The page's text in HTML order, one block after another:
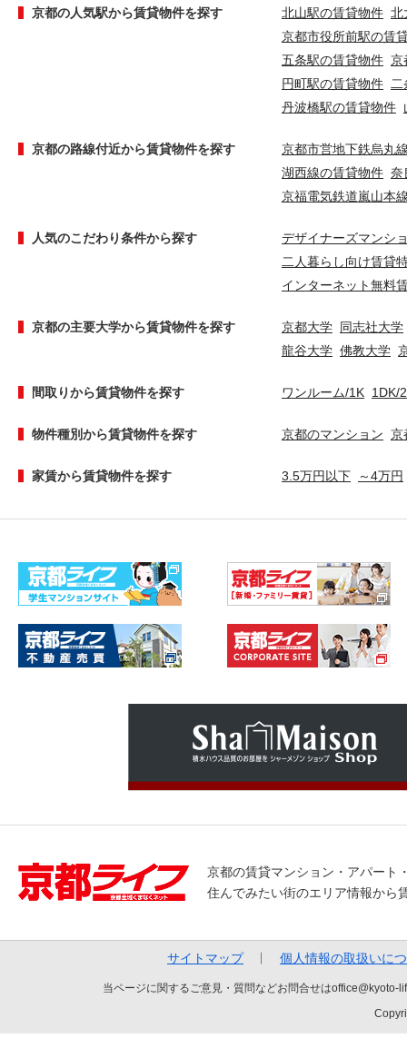
京都の人気駅から賃貸物件を探す 北山駅の賃貸物件 北
京都市役所前駅の賃
五条駅の賃貸物件 京
円町駅の賃貸物件
丹波橋駅の賃貸物件
京都の路線付近から賃貸物件を探す
京都市営地下鉄烏丸
湖西線の賃貸物件 奈
京福電気鉄道嵐山本
人気のこだわり条件から探す
デザイナーズマンシ
二人暮らし向け賃貸
インターネット無料
京都の主要大学から賃貸物件を探す 京都大学 同志社大学
龍谷大学 佛教大学
間取りから賃貸物件を探す ワンルーム/1K 1DK/
物件種別から賃貸物件を探す 京都のマンション 京
家賃から賃貸物件を探す 3.5万円以下 ～4万円
京都の賃貸マンション・アパート
住んでみたい街のエリア情報から
サイトマップ 個人情報の取扱いに
当ページに関するご意見・質問などお問合せは